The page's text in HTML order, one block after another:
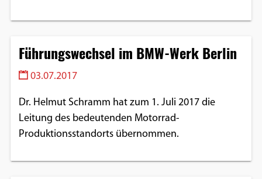
Führungswechsel im BMW-Werk Berlin
03.07.2017
Dr. Helmut Schramm hat zum 1. Juli 2017 die
Leitung des bedeutenden Motorrad-
Produktionsstandorts übernommen.